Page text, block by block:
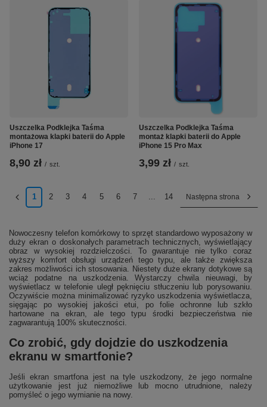
Uszczelka Podklejka Taśma
montażowa klapki baterii do Apple
iPhone 17
8,90 zł / szt.
Uszczelka Podklejka Taśma
montaż klapki baterii do Apple
iPhone 15 Pro Max
3,99 zł / szt.
1 2 3 4 5 6 7 ... 14 Następna strona
Nowoczesny telefon komórkowy to sprzęt standardowo wyposażony w
duży ekran o doskonałych parametrach technicznych, wyświetlający
obraz w wysokiej rozdzielczości. To gwarantuje nie tylko coraz
wyższy komfort obsługi urządzeń tego typu, ale także zwiększa
zakres możliwości ich stosowania. Niestety duże ekrany dotykowe są
wciąż podatne na uszkodzenia. Wystarczy chwila nieuwagi, by
wyświetlacz w telefonie uległ pęknięciu stłuczeniu lub porysowaniu.
Oczywiście można minimalizować ryzyko uszkodzenia wyświetlacza,
sięgając po wysokiej jakości etui, po folie ochronne lub szkło
hartowane na ekran, ale tego typu środki bezpieczeństwa nie
zagwarantują 100% skuteczności.
Co zrobić, gdy dojdzie do uszkodzenia
ekranu w smartfonie?
Jeśli ekran smartfona jest na tyle uszkodzony, że jego normalne
użytkowanie jest już niemożliwe lub mocno utrudnione, należy
pomyśleć o jego wymianie na nowy.